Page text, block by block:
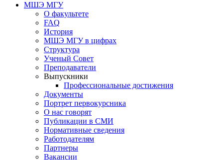
МШЭ МГУ
О факультете
FAQ
История
МШЭ МГУ в цифрах
Структура
Ученый Совет
Преподаватели
Выпускники
Профессиональные достижения
Документы
Портрет первокурсника
О нас говорят
Публикации в СМИ
Нормативные сведения
Работодателям
Партнеры
Вакансии